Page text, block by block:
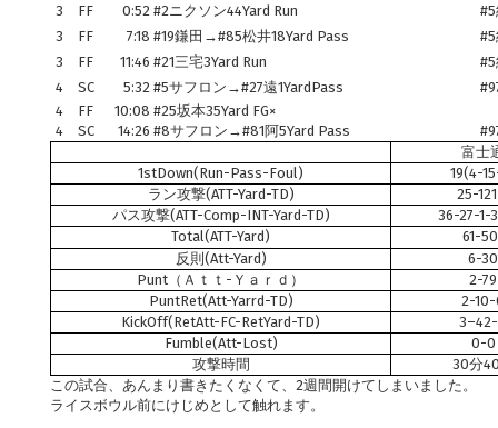
3
FF 0:52 #2ニクソン44Yard Run
3
FF 7:18 #19鎌田→#85松井18Yard Pass
3
FF 11:46 #21三宅3Yard Run
4
SC 5:32 #5サフロン→#27遠1YardPass
4
FF 10:08 #25坂本35Yard FG×
4
SC 14:26 #8サフロン→#81阿5Yard Pass
富士
1stDown(Run-Pass-Foul)
19(4-
ラン攻撃(ATT-Yard-TD)
25-
パス攻撃(ATT-Comp-INT-Yard-TD)
36-27-1-
Total(ATT-Yard)
61-
反則(Att-Yard)
6-30
Punt（Ａｔｔ-Ｙａｒｄ）
2-79
PuntRet(Att-Yarrd-TD)
2-
KickOff(RetAtt-FC-RetYard-TD)
Fumble(Att-Lost)
0-0
攻撃時間
30分
この試合、あんまり書きたくなくて、2週間開けてしまいました。
ライスボウル前にけじめとして触れます。